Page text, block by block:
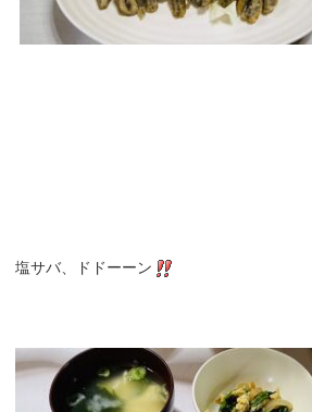
塩サバ、ドドーーン